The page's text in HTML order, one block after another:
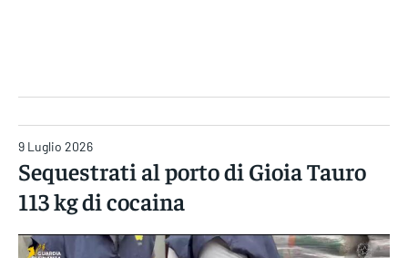
9 Luglio 2026
Sequestrati al porto di Gioia Tauro
113 kg di cocaina